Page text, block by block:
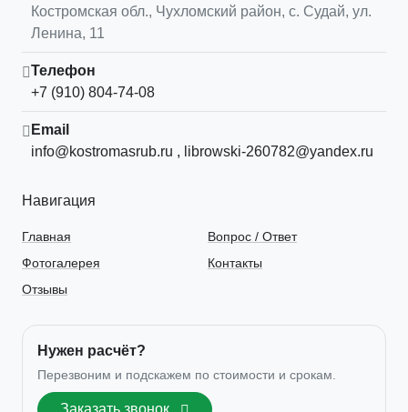
Костромская обл., Чухломский район, с. Судай, ул.
Ленина, 11
Телефон
+7 (910) 804-74-08
Email
info@kostromasrub.ru , librowski-260782@yandex.ru
Навигация
Главная
Фотогалерея
Отзывы
Вопрос / Ответ
Контакты
Нужен расчёт?
Перезвоним и подскажем по стоимости и срокам.